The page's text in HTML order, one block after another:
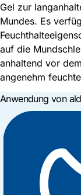
Gel zur
Mundes. Es
auf die
anhaltend vor
angenehm
Anwendung von